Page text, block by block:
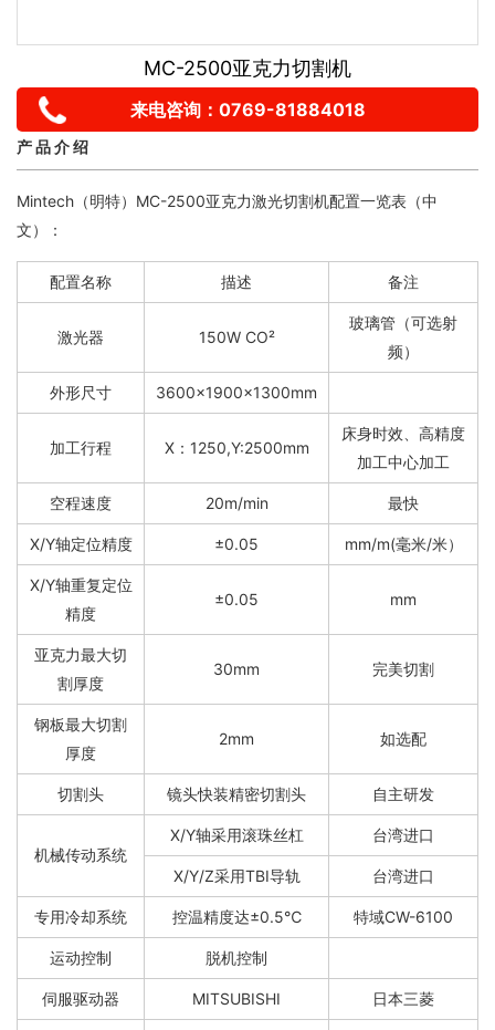
MC-2500亚克力切割机
来电咨询：0769-81884018
产 品 介 绍
Mintech（明特）MC-2500亚克力激光切割机配置一览表（中
文）：
配置名称 描述 备注
激光器 150W CO²
玻璃管（可选射
频）
外形尺寸 3600×1900×1300mm
加工行程 X：1250,Y:2500mm
床身时效、高精度
加工中心加工
空程速度 20m/min 最快
X/Y轴定位精度 ±0.05 mm/m(毫米/米）
X/Y轴重复定位
精度
±0.05 mm
亚克力最大切
割厚度
30mm 完美切割
钢板最大切割
厚度
2mm 如选配
切割头 镜头快装精密切割头 自主研发
机械传动系统
X/Y轴采用滚珠丝杠 台湾进口
X/Y/Z采用TBI导轨 台湾进口
专用冷却系统 控温精度达±0.5℃ 特域CW-6100
运动控制 脱机控制
伺服驱动器 MITSUBISHI 日本三菱